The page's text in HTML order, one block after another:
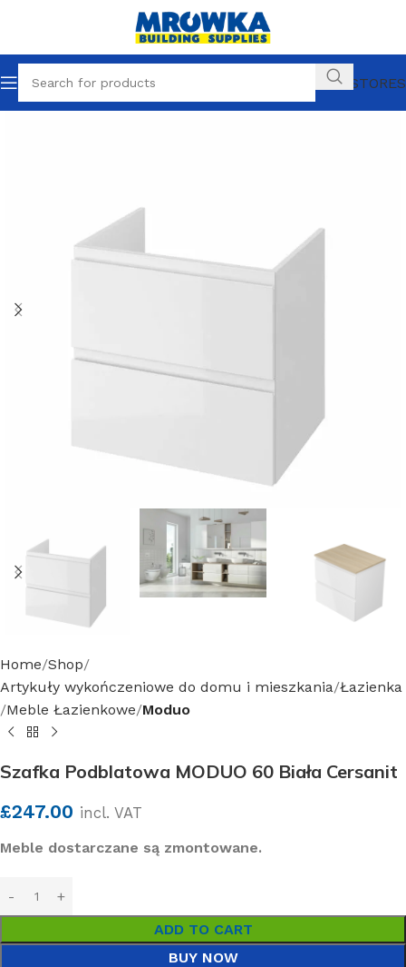
OUR STORES
Home Shop
Artykuły wykończeniowe do domu i mieszkania Łazienka
Meble Łazienkowe Moduo
Szafka Podblatowa MODUO 60 Biała Cersanit
£247.00 incl. VAT
Meble dostarczane są zmontowane.
ADD TO CART
BUY NOW